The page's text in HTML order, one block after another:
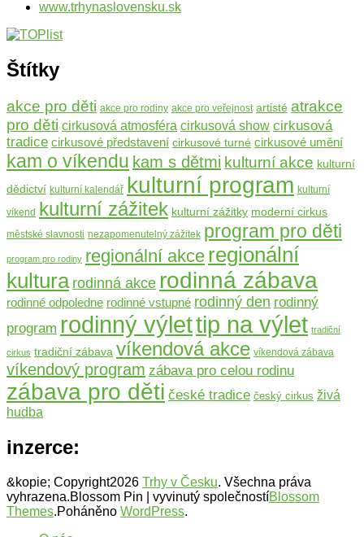
www.trhynaslovensku.sk
Štítky
akce pro děti akce pro rodiny akce pro veřejnost artisté atrakce
pro děti cirkusová atmosféra cirkusová show cirkusová
tradice cirkusové představení cirkusové turné cirkusové umění
kam o víkendu kam s dětmi kulturní akce kulturní
dědictví kulturní kalendář kulturní program kulturní
víkend
kulturní zážitek kulturní zážitky moderní cirkus
městské slavnosti nezapomenutelný zážitek program pro děti
program pro rodiny regionální akce regionální
kultura rodinná akce rodinná zábava
rodinné odpoledne rodinné vstupné rodinný den rodinný
program rodinný výlettip na výlet tradiční
cirkus tradiční zábava víkendová akce víkendová zábava
víkendový program zábava pro celou rodinu
zábava pro děti české tradice český cirkus živá
hudba
inzerce:
&kopie; Copyright2026 Trhy v Česku. Všechna práva
vyhrazena.Blossom Pin | vyvinutý společnostíBlossom
Themes.Poháněno WordPress.